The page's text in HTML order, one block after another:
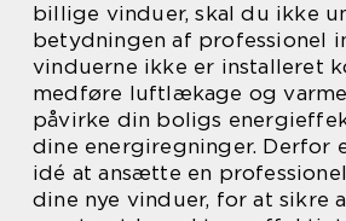
billige vinduer, skal du ikke
betydningen af professionel
vinduerne ikke er installeret
medføre luftlækage og
påvirke din boligs
dine energiregninger. Derfor
idé at ansætte en
dine nye vinduer, for at sikre